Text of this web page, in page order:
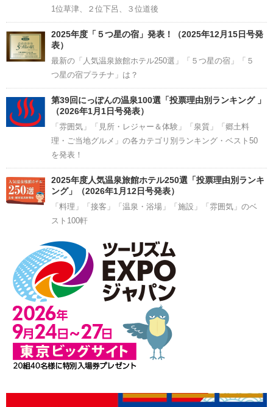
1位草津、２位下呂、３位道後
2025年度「５つ星の宿」発表！（2025年12月15日号発
表）
最新の「人気温泉旅館ホテル250選」「５つ星の宿」「５
つ星の宿プラチナ」は？
第39回にっぽんの温泉100選「投票理由別ランキング 」
（2026年1月1日号発表）
「雰囲気」「見所・レジャー＆体験」「泉質」「郷土料
理・ご当地グルメ」の各カテゴリ別ランキング・ベスト50
を発表！
2025年度人気温泉旅館ホテル250選「投票理由別ランキ
ング」（2026年1月12日号発表）
「料理」「接客」「温泉・浴場」「施設」「雰囲気」のベ
スト100軒